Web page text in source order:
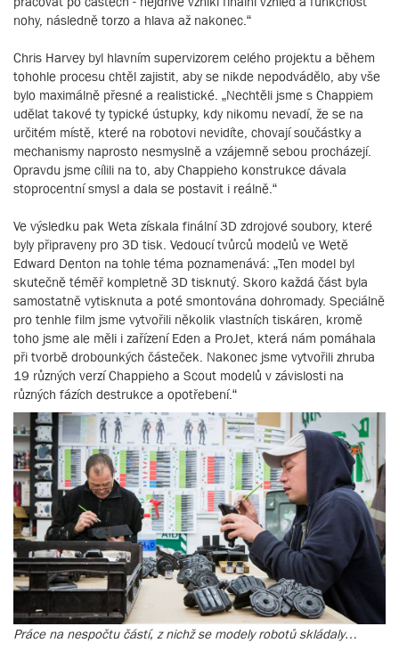
nohy, následně torzo a hlava až nakonec.“
Chris Harvey byl hlavním supervizorem celého projektu a během
tohohle procesu chtěl zajistit, aby se nikde nepodvádělo, aby vše
bylo maximálně přesné a realistické. „Nechtěli jsme s Chappiem
udělat takové ty typické ústupky, kdy nikomu nevadí, že se na
určitém místě, které na robotovi nevidíte, chovají součástky a
mechanismy naprosto nesmyslně a vzájemně sebou procházejí.
Opravdu jsme cílili na to, aby Chappieho konstrukce dávala
stoprocentní smysl a dala se postavit i reálně.“
Ve výsledku pak Weta získala finální 3D zdrojové soubory, které
byly připraveny pro 3D tisk. Vedoucí tvůrců modelů ve Wetě
Edward Denton na tohle téma poznamenává: „Ten model byl
skutečně téměř kompletně 3D tisknutý. Skoro každá část byla
samostatně vytisknuta a poté smontována dohromady. Speciálně
pro tenhle film jsme vytvořili několik vlastních tiskáren, kromě
toho jsme ale měli i zařízení Eden a ProJet, která nám pomáhala
při tvorbě drobounkých částeček. Nakonec jsme vytvořili zhruba
19 různých verzí Chappieho a Scout modelů v závislosti na
různých fázích destrukce a opotřebení.“
Práce na nespočtu částí, z nichž se modely robotů skládaly…